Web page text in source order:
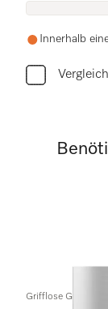
Innerhalb
Grifflose Gourmet-